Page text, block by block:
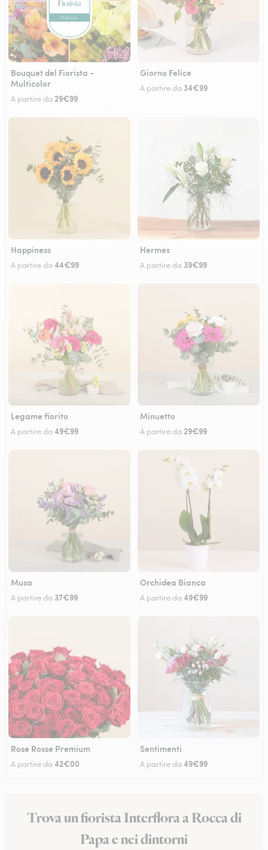
Bouquet del Fiorista -
Multicolor
A partire da 29€99
Giorno Felice
A partire da 34€99
Happiness
A partire da 44€99
Hermes
A partire da 39€99
Legame fiorito
A partire da 49€99
Minuetto
A partire da 29€99
Musa
A partire da 37€99
Orchidea Bianca
A partire da 49€99
Rose Rosse Premium
A partire da 42€00
Sentimenti
A partire da 49€99
Trova un fiorista Interflora a Rocca di
Papa e nei dintorni